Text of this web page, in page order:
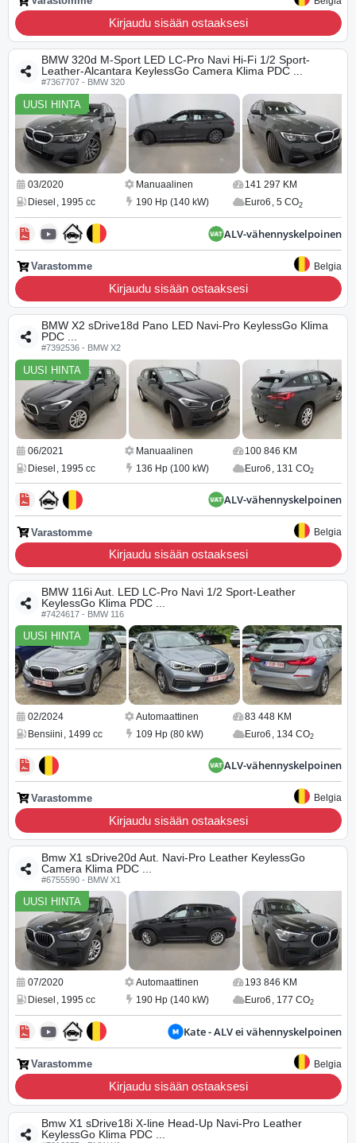
Kirjaudu sisään ostaaksesi
BMW 320d M-Sport LED LC-Pro Navi Hi-Fi 1/2 Sport-
Leather-Alcantara KeylessGo Camera Klima PDC ...
#7367707 - BMW 320
UUSI HINTA
03/2020 Manuaalinen
141 297 KM
Diesel, 1995 cc 190 Hp (140 kW) Euro6,5 CO2
ALV-vähennyskelpoinen
Varastomme Belgia
Kirjaudu sisään ostaaksesi
BMW X2 sDrive18d Pano LED Navi-Pro KeylessGo Klima
PDC ...
#7392536 - BMW X2
UUSI HINTA
06/2021 Manuaalinen
100 846 KM
Diesel
1995 cc 136 Hp (100 kW) Euro6 131 CO2
ALV-vähennyskelpoinen
Varastomme Belgia
Kirjaudu sisään ostaaksesi
BMW 116i Aut. LED LC-Pro Navi 1/2 Sport-Leather
KeylessGo Klima PDC ...
#7424617 - BMW 116
UUSI HINTA
02/2024 Automaattinen
83 448 KM
Bensiini, 1499 cc 109 Hp (80 kW) Euro6, 134 CO2
ALV-vähennyskelpoinen
Varastomme Belgia
Kirjaudu sisään ostaaksesi
Bmw X1 sDrive20d Aut. Navi-Pro Leather KeylessGo
Camera Klima PDC ...
#6755590 - BMW X1
UUSI HINTA
07/2020 Automaattinen
193 846 KM
Diesel, 1995 cc 190 Hp (140 kW) Euro6, 177 CO2
Kate - ALV ei vähennyskelpoinen
Varastomme Belgia
Kirjaudu sisään ostaaksesi
Bmw X1 sDrive18i X-line Head-Up Navi-Pro Leather
KeylessGo Klima PDC ...